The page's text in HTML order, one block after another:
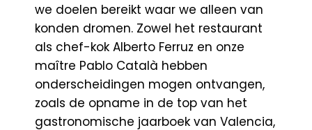
we doelen bereikt waar we alleen van
konden dromen. Zowel het restaurant
als chef-kok Alberto Ferruz en onze
maître Pablo Català hebben
onderscheidingen mogen ontvangen,
zoals de opname in de top van het
gastronomische jaarboek van Valencia,